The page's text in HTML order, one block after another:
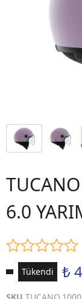
6.0
Tükendi ₺